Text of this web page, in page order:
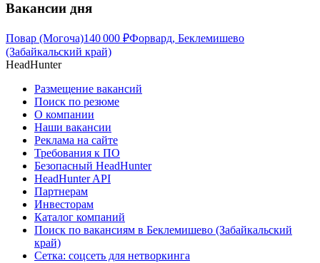
Вакансии дня
Повар (Могоча)140 000 ₽Форвард, Беклемишево
(Забайкальский край)
HeadHunter
Размещение вакансий
Поиск по резюме
О компании
Наши вакансии
Реклама на сайте
Требования к ПО
Безопасный HeadHunter
HeadHunter API
Партнерам
Инвесторам
Каталог компаний
Поиск по вакансиям в Беклемишево (Забайкальский
край)
Сетка: соцсеть для нетворкинга